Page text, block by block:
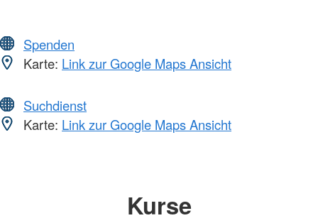
Spenden
Karte: Link zur Google Maps Ansicht
Suchdienst
Karte: Link zur Google Maps Ansicht
Kurse